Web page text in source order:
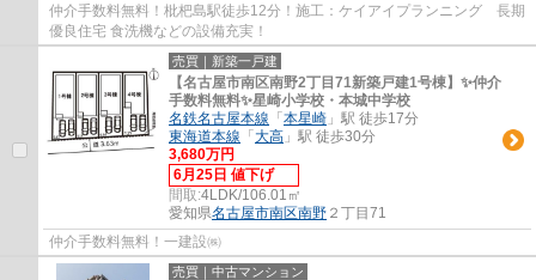
仲介手数料無料！枇杷島駅徒歩12分！施工：ケイアイプランニング 長期
優良住宅 食洗機などの設備充実！
売買｜新築一戸建
【名古屋市南区南野2丁目71新築戸建1号棟】✨️仲介
手数料無料✨️星崎小学校・本城中学校
名鉄名古屋本線 「 本星崎 」駅 徒歩17分
東海道本線 「 大高 」駅 徒歩30分
3,680万円
6月25日 値下げ
間取:4LDK/106.01㎡
愛知県名古屋市南区南野 ２丁目71
仲介手数料無料！一建設㈱
売買｜中古マンション